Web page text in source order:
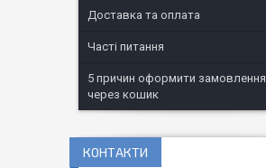
Доставка та оплата
Часті питання
5 причин оформити замовлення
через кошик
КОНТАКТИ